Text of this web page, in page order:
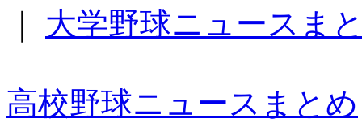
大学野球ニュースま
高校野球ニュースまとめ